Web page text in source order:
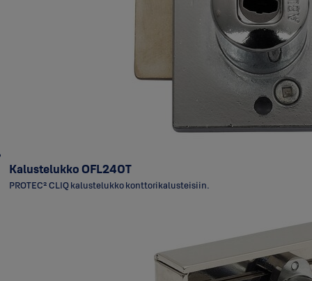
Kalustelukko OFL240T
PROTEC² CLIQ kalustelukko konttorikalusteisiin.